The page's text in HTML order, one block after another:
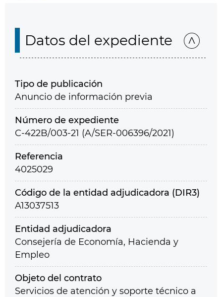
Datos del expediente
Tipo de publicación
Anuncio de información previa
Número de expediente
C-422B/003-21 (A/SER-006396/2021)
Referencia
4025029
Código de la entidad adjudicadora (DIR3)
A13037513
Entidad adjudicadora
Consejería de Economía, Hacienda y
Empleo
Objeto del contrato
Servicios de atención y soporte técnico a